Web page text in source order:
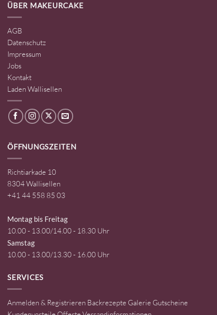
ÜBER MAKEURCAKE
AGB
Datenschutz
Impressum
Jobs
Kontakt
Laden Wallisellen
ÖFFNUNGSZEITEN
Richtiarkade 10
8304 Wallisellen
+41 44 558 85 03
Montag bis Freitag
10.00 - 13.00/14.00 - 18.30 Uhr
Samstag
10.00 - 13.00/13.30 - 16.00 Uhr
SERVICES
Anmelden & Registrieren Backrezepte Galerie Gutscheine